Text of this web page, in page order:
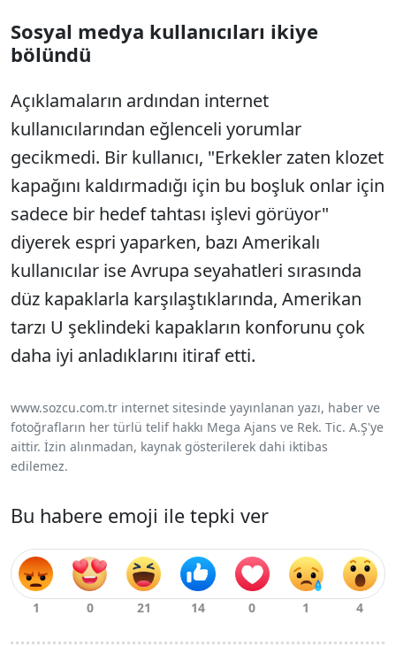
Sosyal medya kullanıcıları ikiye
bölündü
Açıklamaların ardından internet
kullanıcılarından eğlenceli yorumlar
gecikmedi. Bir kullanıcı, "Erkekler zaten klozet
kapağını kaldırmadığı için bu boşluk onlar için
sadece bir hedef tahtası işlevi görüyor"
diyerek espri yaparken, bazı Amerikalı
kullanıcılar ise Avrupa seyahatleri sırasında
düz kapaklarla karşılaştıklarında, Amerikan
tarzı U şeklindeki kapakların konforunu çok
daha iyi anladıklarını itiraf etti.
www.sozcu.com.tr internet sitesinde yayınlanan yazı, haber ve
fotoğrafların her türlü telif hakkı Mega Ajans ve Rek. Tic. A.Ş'ye
aittir. İzin alınmadan, kaynak gösterilerek dahi iktibas
edilemez.
Bu habere emoji ile tepki ver